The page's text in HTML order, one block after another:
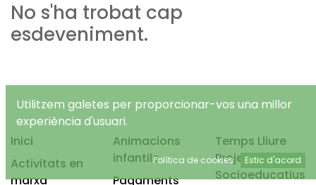
No s'ha trobat cap
esdeveniment.
Inici
Activitats en
marxa
Animacions
infantils
Pagaments
Temps Lliure
Projectes
Socioeducatius
Utilitzem galetes per proporcionar-vos una millor
experiència d'usuari.
Política de cookies Estic d'acord